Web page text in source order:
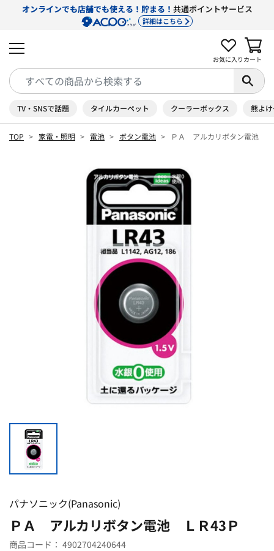
オンラインでも店舗でも使える！貯まる！ 共通ポイントサービス
詳細はこちら
お気に入り カート
TV・SNSで話題 タイルカーペット クーラーボックス 熊よ
TOP 家電・照明 電池 ボタン電池 ＰＡ アルカリボタン電池
パナソニック(Panasonic)
ＰＡ アルカリボタン電池 ＬＲ43Ｐ
商品コード： 4902704240644